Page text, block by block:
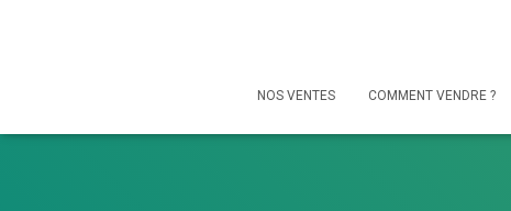
NOS VENTES COMMENT VENDRE ?